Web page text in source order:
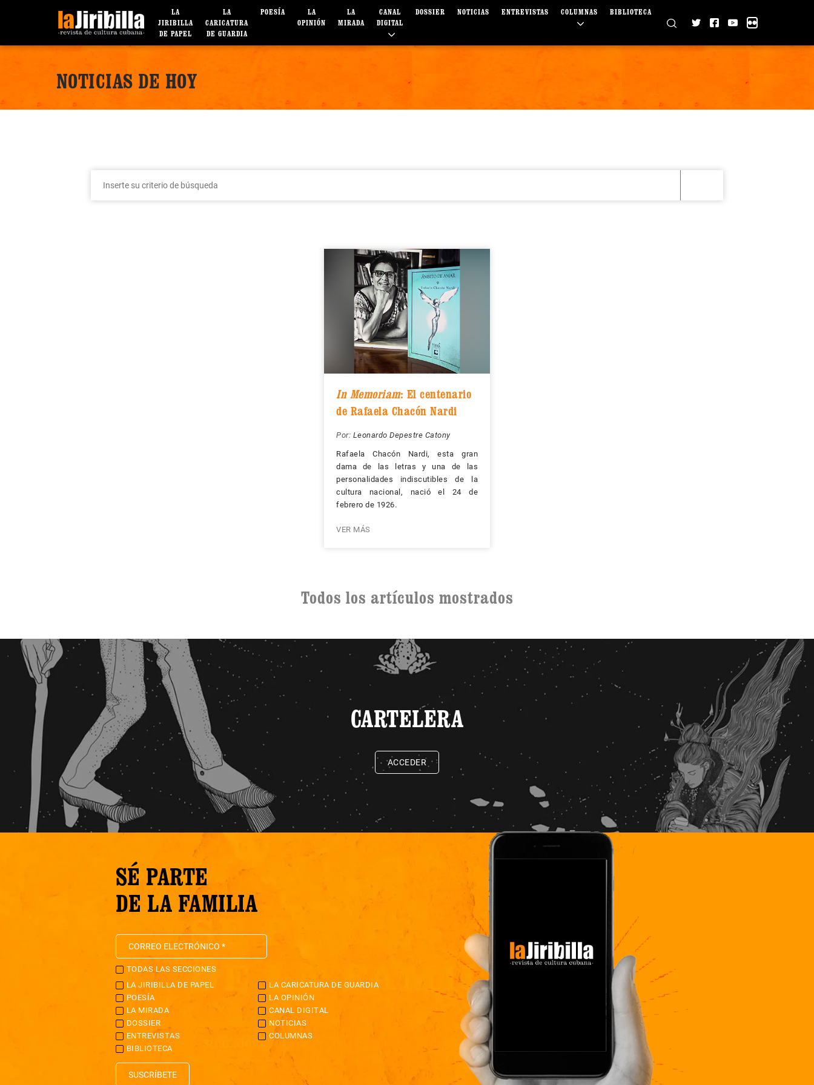
LA
JIRIBILLA
DE PAPEL
LA
CARICATURA
DE GUARDIA
POESÍA
LA
OPINIÓN
LA
MIRADA
CANAL
DIGITAL
DOSSIER NOTICIAS ENTREVISTAS COLUMNAS BIBLIOTECA
NOTICIAS DE HOY
In Memoriam: El centenario
de Rafaela Chacón Nardi
Por: Leonardo Depestre Catony
Rafaela Chacón Nardi, esta gran
dama de las letras y una de las
personalidades indiscutibles de la
cultura nacional, nació el 24 de
febrero de 1926.
VER MÁS
Todos los artículos mostrados
CARTELERA
ACCEDER
SÉ PARTE
DE LA FAMILIA
TODAS LAS SECCIONES
LA JIRIBILLA DE PAPEL
LA CARICATURA DE GUARDIA
POESÍA
LA OPINIÓN
LA MIRADA
CANAL DIGITAL
DOSSIER
NOTICIAS
ENTREVISTAS
COLUMNAS
BIBLIOTECA
SUSCRÍBETE